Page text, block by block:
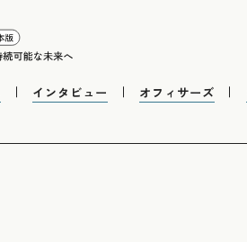
インタビュー オフィサーズ